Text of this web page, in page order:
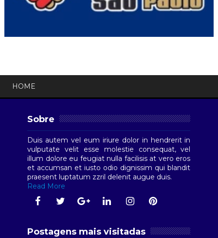
HOME
Sobre
Duis autem vel eum iriure dolor in hendrerit in
vulputate velit esse molestie consequat, vel
illum dolore eu feugiat nulla facilisis at vero eros
et accumsan et iusto odio dignissim qui blandit
praesent luptatum zzril delenit augue duis.
Read More
Postagens mais visitadas